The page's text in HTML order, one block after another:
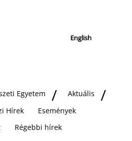
English
Egyetem
Aktuális
Hírek
Események
Régebbi hírek